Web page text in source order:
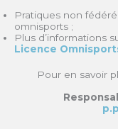
Pratiques non
omnisports ;
Plus d’informations
Licence
Pour en savoir